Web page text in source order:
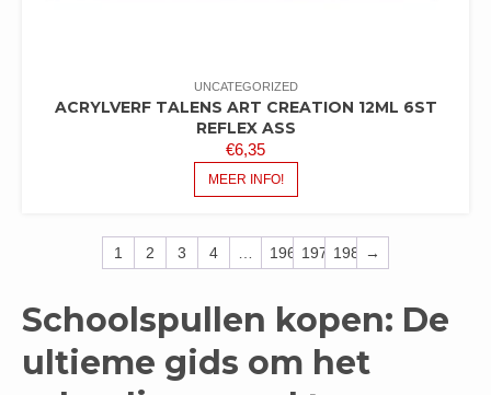
UNCATEGORIZED
ACRYLVERF TALENS ART CREATION 12ML 6ST
REFLEX ASS
€6,35
MEER INFO!
1 2 3 4 … 196 197 198 →
Schoolspullen kopen: De
ultieme gids om het